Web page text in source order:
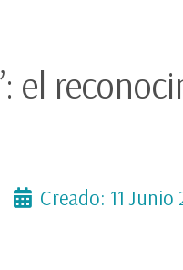
el
Creado: 11 Junio